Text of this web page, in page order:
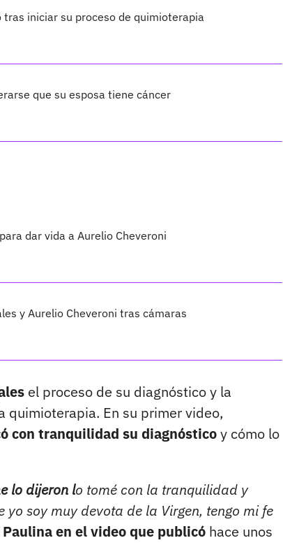
tras iniciar su proceso de quimioterapia
que su esposa tiene cáncer
dar vida a Aurelio Cheveroni
y Aurelio Cheveroni tras cámaras
el proceso de su diagnóstico y la
quimioterapia. En su primer video,
con tranquilidad su diagnósticoy cómo lo
lo dijeron lo tomé con la tranquilidad y
soy muy devota de la Virgen, tengo mi fe
Paulina en el video que publicó hace unos